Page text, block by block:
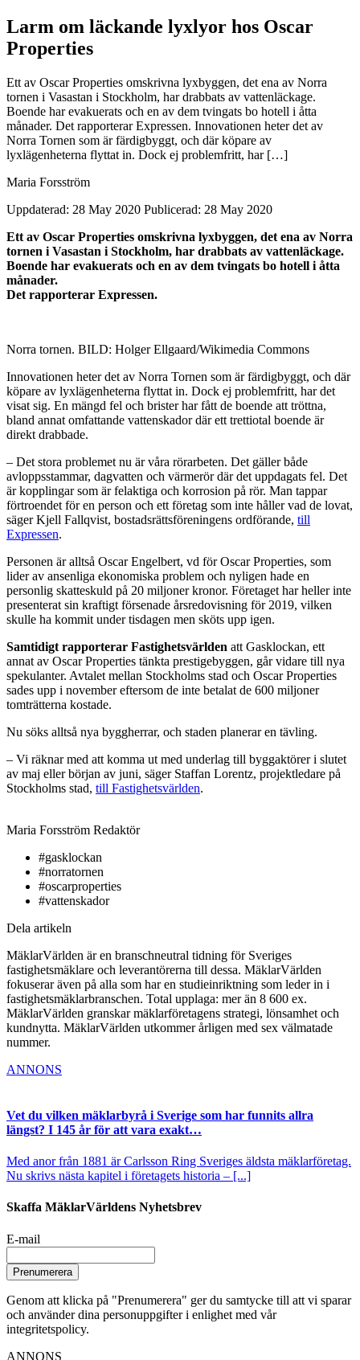
Larm om läckande lyxlyor hos Oscar
Properties
Ett av Oscar Properties omskrivna lyxbyggen, det ena av Norra
tornen i Vasastan i Stockholm, har drabbats av vattenläckage.
Boende har evakuerats och en av dem tvingats bo hotell i åtta
månader. Det rapporterar Expressen. Innovationen heter det av
Norra Tornen som är färdigbyggt, och där köpare av
lyxlägenheterna flyttat in. Dock ej problemfritt, har […]
Maria Forsström
Uppdaterad: 28 May 2020 Publicerad: 28 May 2020
Ett av Oscar Properties omskrivna lyxbyggen, det ena av Norra
tornen i Vasastan i Stockholm, har drabbats av vattenläckage.
Boende har evakuerats och en av dem tvingats bo hotell i åtta
månader.
Det rapporterar Expressen.
Norra tornen. BILD: Holger Ellgaard/Wikimedia Commons
Innovationen heter det av Norra Tornen som är färdigbyggt, och där
köpare av lyxlägenheterna flyttat in. Dock ej problemfritt, har det
visat sig. En mängd fel och brister har fått de boende att tröttna,
bland annat omfattande vattenskador där ett trettiotal boende är
direkt drabbade.
– Det stora problemet nu är våra rörarbeten. Det gäller både
avloppsstammar, dagvatten och värmerör där det uppdagats fel. Det
är kopplingar som är felaktiga och korrosion på rör. Man tappar
förtroendet för en person och ett företag som inte håller vad de lovat,
säger Kjell Fallqvist, bostadsrättsföreningens ordförande, till
Expressen.
Personen är alltså Oscar Engelbert, vd för Oscar Properties, som
lider av ansenliga ekonomiska problem och nyligen hade en
personlig skatteskuld på 20 miljoner kronor. Företaget har heller inte
presenterat sin kraftigt försenade årsredovisning för 2019, vilken
skulle ha kommit under tisdagen men sköts upp igen.
Samtidigt rapporterar Fastighetsvärlden att Gasklockan, ett
annat av Oscar Properties tänkta prestigebyggen, går vidare till nya
spekulanter. Avtalet mellan Stockholms stad och Oscar Properties
sades upp i november eftersom de inte betalat de 600 miljoner
tomträtterna kostade.
Nu söks alltså nya byggherrar, och staden planerar en tävling.
– Vi räknar med att komma ut med underlag till byggaktörer i slutet
av maj eller början av juni, säger Staffan Lorentz, projektledare på
Stockholms stad, till Fastighetsvärlden.
Maria Forsström Redaktör
#gasklockan
#norratornen
#oscarproperties
#vattenskador
Dela artikeln
MäklarVärlden är en branschneutral tidning för Sveriges
fastighetsmäklare och leverantörerna till dessa. MäklarVärlden
fokuserar även på alla som har en studieinriktning som leder in i
fastighetsmäklarbranschen. Total upplaga: mer än 8 600 ex.
MäklarVärlden granskar mäklarföretagens strategi, lönsamhet och
kundnytta. MäklarVärlden utkommer årligen med sex välmatade
nummer.
ANNONS
Vet du vilken mäklarbyrå i Sverige som har funnits allra
längst? I 145 år för att vara exakt…
Med anor från 1881 är Carlsson Ring Sveriges äldsta mäklarföretag.
Nu skrivs nästa kapitel i företagets historia – [...]
Skaffa MäklarVärldens Nyhetsbrev
E-mail
Prenumerera
Genom att klicka på "Prenumerera" ger du samtycke till att vi sparar
och använder dina personuppgifter i enlighet med vår
integritetspolicy.
ANNONS